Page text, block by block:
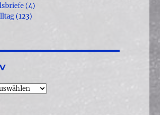
(4)
(123)